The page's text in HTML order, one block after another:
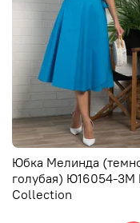
Юбка Мелинда
голубая) Ю16054-3М
Collection